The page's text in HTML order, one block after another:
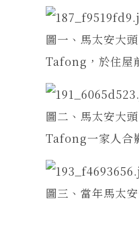
圖一、馬太安大
Tafong，於住屋
圖二、馬太安大
Tafong一家人合
圖三、當年馬太